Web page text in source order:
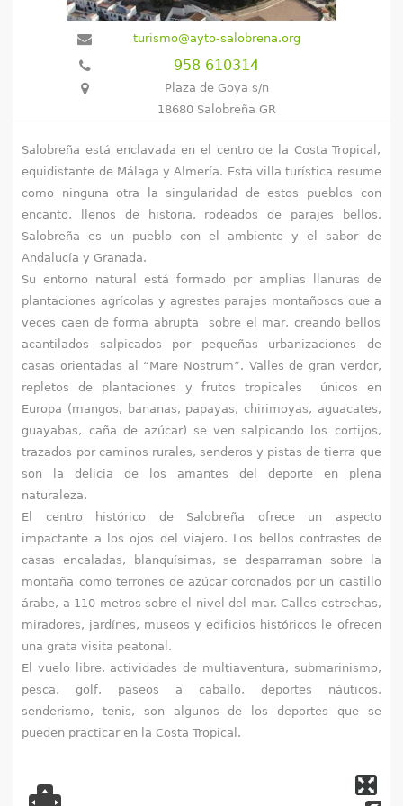
a
u
s
e
d
q
u
turismo@ayto-salobrena.org
958 610314
Plaza de Goya s/n
18680 Salobreña GR
Salobreña está enclavada en el centro de la Costa Tropical,
equidistante de Málaga y Almería. Esta villa turística resume
como ninguna otra la singularidad de estos pueblos con
encanto, llenos de historia, rodeados de parajes bellos.
Salobreña es un pueblo con el ambiente y el sabor de
Andalucía y Granada.
Su entorno natural está formado por amplias llanuras de
plantaciones agrícolas y agrestes parajes montañosos que a
veces caen de forma abrupta sobre el mar, creando bellos
acantilados salpicados por pequeñas urbanizaciones de
casas orientadas al “Mare Nostrum”. Valles de gran verdor,
repletos de plantaciones y frutos tropicales únicos en
Europa (mangos, bananas, papayas, chirimoyas, aguacates,
guayabas, caña de azúcar) se ven salpicando los cortijos,
trazados por caminos rurales, senderos y pistas de tierra que
son la delicia de los amantes del deporte en plena
naturaleza.
El centro histórico de Salobreña ofrece un aspecto
impactante a los ojos del viajero. Los bellos contrastes de
casas encaladas, blanquísimas, se desparraman sobre la
montaña como terrones de azúcar coronados por un castillo
árabe, a 110 metros sobre el nivel del mar. Calles estrechas,
miradores, jardínes, museos y edificios históricos le ofrecen
una grata visita peatonal.
El vuelo libre, actividades de multiaventura, submarinismo,
pesca, golf, paseos a caballo, deportes náuticos,
senderismo, tenis, son algunos de los deportes que se
pueden practicar en la Costa Tropical.